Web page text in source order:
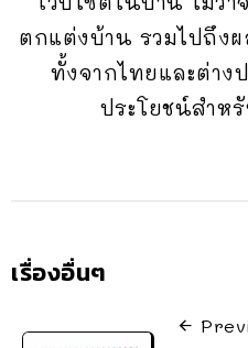
ตกแต่งบ้าน รวมไปถึง
ทั้งจากไทยและต่าง
ประโยชน์สำห
เรื่องอื่นๆ